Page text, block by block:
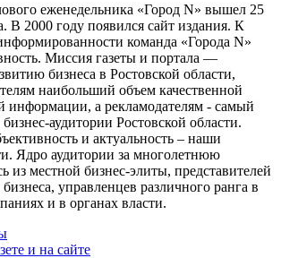
еженедельника «Город N» вышел 25
В 2000 году появился сайт издания. К
команда «Города N»
Миссия газеты и портала —
бизнеса в Ростовской области,
наибольший объем качественной
информации, а рекламодателям - самый
аудитории Ростовской области.
и актуальность – наши
Ядро аудитории за многолетнюю
из местной бизнес-элиты, представителей
управленцев различного ранга в
и в органах власти.
и на сайте